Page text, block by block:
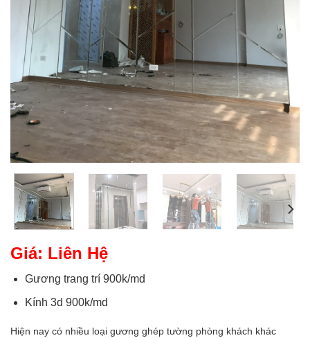
Giá: Liên Hệ
Gương trang trí 900k/md
Kính 3d 900k/md
Hiện nay có nhiều loại gương ghép tường phòng khách khác